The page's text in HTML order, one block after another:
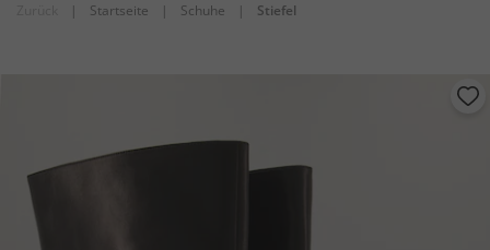
| Startseite | Schuhe | Stiefel